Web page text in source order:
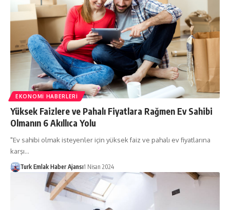
EKONOMI HABERLERI
Yüksek Faizlere ve Pahalı Fiyatlara Rağmen Ev Sahibi
Olmanın 6 Akıllıca Yolu
"Ev sahibi olmak isteyenler için yüksek faiz ve pahalı ev fiyatlarına
karşı…
Turk Emlak Haber Ajansı1 Nisan 2024